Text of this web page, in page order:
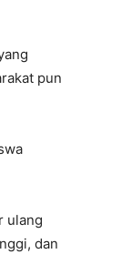
pun
ulang
dan